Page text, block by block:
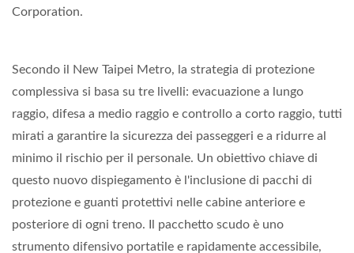
Corporation.
Secondo il New Taipei Metro, la strategia di protezione
complessiva si basa su tre livelli: evacuazione a lungo
raggio, difesa a medio raggio e controllo a corto raggio, tutti
mirati a garantire la sicurezza dei passeggeri e a ridurre al
minimo il rischio per il personale. Un obiettivo chiave di
questo nuovo dispiegamento è l'inclusione di pacchi di
protezione e guanti protettivi nelle cabine anteriore e
posteriore di ogni treno. Il pacchetto scudo è uno
strumento difensivo portatile e rapidamente accessibile,